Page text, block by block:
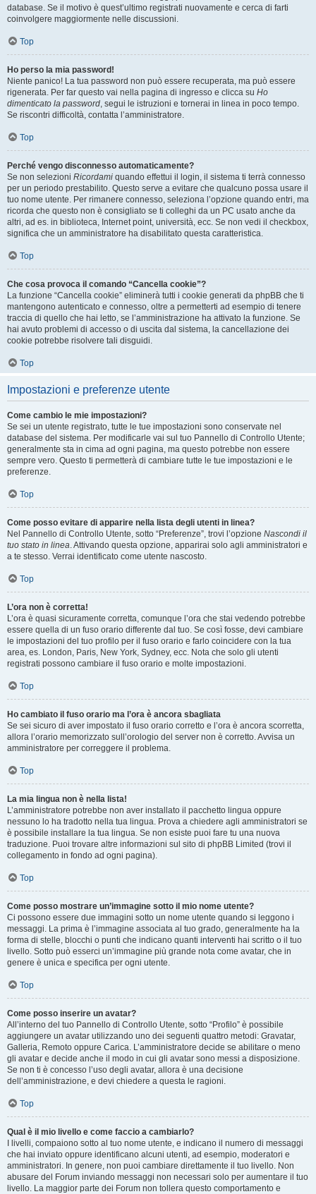
database. Se il motivo è quest’ultimo registrati nuovamente e cerca di farti
coinvolgere maggiormente nelle discussioni.
Top
Ho perso la mia password!
Niente panico! La tua password non può essere recuperata, ma può essere
rigenerata. Per far questo vai nella pagina di ingresso e clicca su Ho
dimenticato la password, segui le istruzioni e tornerai in linea in poco tempo.
Se riscontri difficoltà, contatta l’amministratore.
Top
Perché vengo disconnesso automaticamente?
Se non selezioni Ricordami quando effettui il login, il sistema ti terrà connesso
per un periodo prestabilito. Questo serve a evitare che qualcuno possa usare il
tuo nome utente. Per rimanere connesso, seleziona l’opzione quando entri, ma
ricorda che questo non è consigliato se ti colleghi da un PC usato anche da
altri, ad es. in biblioteca, Internet point, università, ecc. Se non vedi il checkbox,
significa che un amministratore ha disabilitato questa caratteristica.
Top
Che cosa provoca il comando “Cancella cookie”?
La funzione “Cancella cookie” eliminerà tutti i cookie generati da phpBB che ti
mantengono autenticato e connesso, oltre a permetterti ad esempio di tenere
traccia di quello che hai letto, se l’amministrazione ha attivato la funzione. Se
hai avuto problemi di accesso o di uscita dal sistema, la cancellazione dei
cookie potrebbe risolvere tali disguidi.
Top
Impostazioni e preferenze utente
Come cambio le mie impostazioni?
Se sei un utente registrato, tutte le tue impostazioni sono conservate nel
database del sistema. Per modificarle vai sul tuo Pannello di Controllo Utente;
generalmente sta in cima ad ogni pagina, ma questo potrebbe non essere
sempre vero. Questo ti permetterà di cambiare tutte le tue impostazioni e le
preferenze.
Top
Come posso evitare di apparire nella lista degli utenti in linea?
Nel Pannello di Controllo Utente, sotto “Preferenze”, trovi l’opzione Nascondi il
tuo stato in linea. Attivando questa opzione, apparirai solo agli amministratori e
a te stesso. Verrai identificato come utente nascosto.
Top
L’ora non è corretta!
L’ora è quasi sicuramente corretta, comunque l’ora che stai vedendo potrebbe
essere quella di un fuso orario differente dal tuo. Se così fosse, devi cambiare
le impostazioni del tuo profilo per il fuso orario e farlo coincidere con la tua
area, es. London, Paris, New York, Sydney, ecc. Nota che solo gli utenti
registrati possono cambiare il fuso orario e molte impostazioni.
Top
Ho cambiato il fuso orario ma l’ora è ancora sbagliata
Se sei sicuro di aver impostato il fuso orario corretto e l’ora è ancora scorretta,
allora l’orario memorizzato sull’orologio del server non è corretto. Avvisa un
amministratore per correggere il problema.
Top
La mia lingua non è nella lista!
L’amministratore potrebbe non aver installato il pacchetto lingua oppure
nessuno lo ha tradotto nella tua lingua. Prova a chiedere agli amministratori se
è possibile installare la tua lingua. Se non esiste puoi fare tu una nuova
traduzione. Puoi trovare altre informazioni sul sito di phpBB Limited (trovi il
collegamento in fondo ad ogni pagina).
Top
Come posso mostrare un’immagine sotto il mio nome utente?
Ci possono essere due immagini sotto un nome utente quando si leggono i
messaggi. La prima è l’immagine associata al tuo grado, generalmente ha la
forma di stelle, blocchi o punti che indicano quanti interventi hai scritto o il tuo
livello. Sotto può esserci un’immagine più grande nota come avatar, che in
genere è unica e specifica per ogni utente.
Top
Come posso inserire un avatar?
All’interno del tuo Pannello di Controllo Utente, sotto “Profilo” è possibile
aggiungere un avatar utilizzando uno dei seguenti quattro metodi: Gravatar,
Galleria, Remoto oppure Carica. L’amministratore decide se abilitare o meno
gli avatar e decide anche il modo in cui gli avatar sono messi a disposizione.
Se non ti è concesso l’uso degli avatar, allora è una decisione
dell’amministrazione, e devi chiedere a questa le ragioni.
Top
Qual è il mio livello e come faccio a cambiarlo?
I livelli, compaiono sotto al tuo nome utente, e indicano il numero di messaggi
che hai inviato oppure identificano alcuni utenti, ad esempio, moderatori e
amministratori. In genere, non puoi cambiare direttamente il tuo livello. Non
abusare del Forum inviando messaggi non necessari solo per aumentare il tuo
livello. La maggior parte dei Forum non tollera questo comportamento e